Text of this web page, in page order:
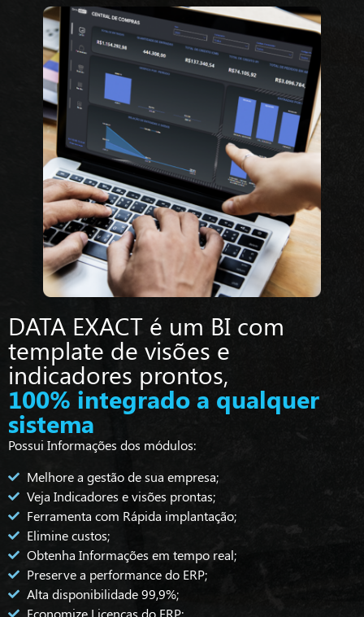
DATA EXACT é um BI com
template de visões e
indicadores prontos,
100% integrado a qualquer
sistema
Possui Informações dos módulos:
Melhore a gestão de sua empresa;
Veja Indicadores e visões prontas;
Ferramenta com Rápida implantação;
Elimine custos;
Obtenha Informações em tempo real;
Preserve a performance do ERP;
Alta disponibilidade 99,9%;
Economize Licenças do ERP;